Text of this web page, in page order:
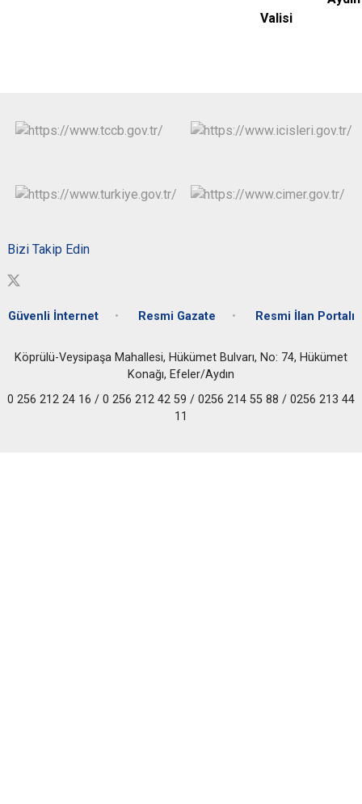
Valisi
Bizi Takip Edin
Güvenli İnternet Resmi Gazate Resmi İlan Portalı
Köprülü-Veysipaşa Mahallesi, Hükümet Bulvarı, No: 74, Hükümet
Konağı, Efeler/Aydın
0 256 212 24 16 / 0 256 212 42 59 / 0256 214 55 88 / 0256 213 44
11